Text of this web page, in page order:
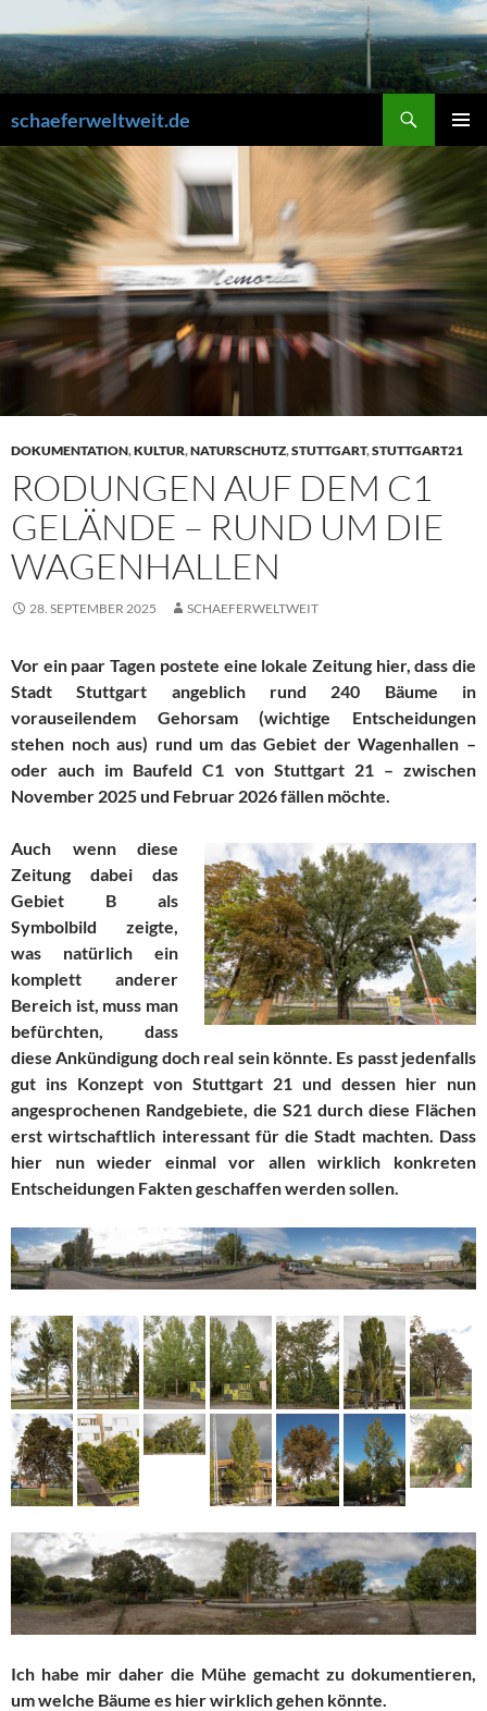
Inhalt
springen
schaeferweltweit.de
DOKUMENTATION,KULTUR,NATURSCHUTZ,STUTTGART,STUTTGART21
RODUNGEN AUF DEM C1
GELÄNDE – RUND UM DIE
WAGENHALLEN
28. SEPTEMBER 2025 SCHAEFERWELTWEIT
Vor ein paar Tagen postete eine lokale Zeitung hier, dass die
Stadt Stuttgart angeblich rund 240 Bäume in
vorauseilendem Gehorsam (wichtige Entscheidungen
stehen noch aus) rund um das Gebiet der Wagenhallen –
oder auch im Baufeld C1 von Stuttgart 21 – zwischen
November 2025 und Februar 2026 fällen möchte.
Auch wenn diese
Zeitung dabei das
Gebiet B als
Symbolbild zeigte,
was natürlich ein
komplett anderer
Bereich ist, muss man
befürchten, dass
diese Ankündigung doch real sein könnte. Es passt jedenfalls
gut ins Konzept von Stuttgart 21 und dessen hier nun
angesprochenen Randgebiete, die S21 durch diese Flächen
erst wirtschaftlich interessant für die Stadt machten. Dass
hier nun wieder einmal vor allen wirklich konkreten
Entscheidungen Fakten geschaffen werden sollen.
Ich habe mir daher die Mühe gemacht zu dokumentieren,
um welche Bäume es hier wirklich gehen könnte.